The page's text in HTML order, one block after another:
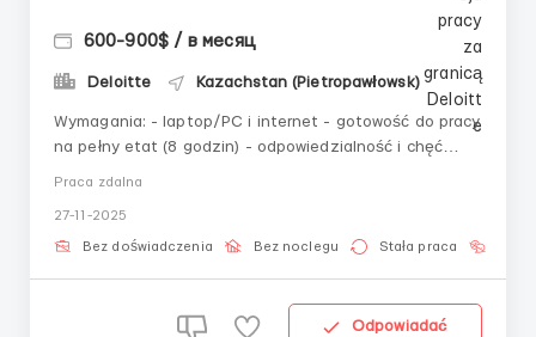
600-900$ / в месяц
Deloitte Kazachstan (Pietropawłowsk)
Wymagania: - laptop/PC i internet - gotowość do pracy
na pełny etat (8 godzin) - odpowiedzialność i chęć
pomoc. Oferujemy: - komfortowe warunki pracy -
przyjazne wsparcie zespołu - dog...
Praca zdalna
27-11-2025
Bez doświadczenia Bez noclegu Stała praca
Odpowiadać